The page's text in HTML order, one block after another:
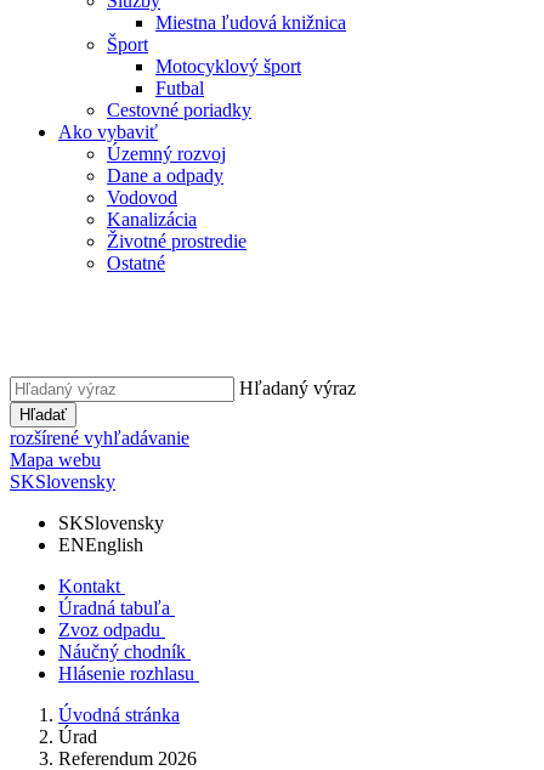
Miestna ľudová knižnica
Šport
Motocyklový šport
Futbal
Cestovné poriadky
Ako vybaviť
Územný rozvoj
Dane a odpady
Vodovod
Kanalizácia
Životné prostredie
Ostatné
Hľadaný výraz
Hľadať
rozšírené vyhľadávanie
Mapa webu
SKSlovensky
SKSlovensky
ENEnglish
Kontakt
Úradná tabuľa
Zvoz odpadu
Náučný chodník
Hlásenie rozhlasu
Úvodná stránka
Úrad
Referendum 2026